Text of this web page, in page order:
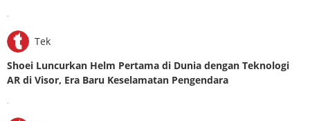
Tek
Shoei Luncurkan Helm Pertama di Dunia dengan Teknologi
AR di Visor, Era Baru Keselamatan Pengendara